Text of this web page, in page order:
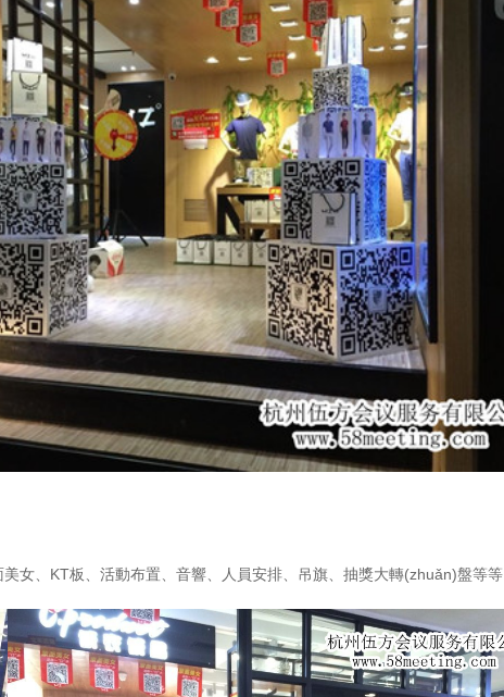
、蒙面美女、KT板、活動布置、音響、人員安排、吊旗、抽獎大轉(zhuǎn)盤等等